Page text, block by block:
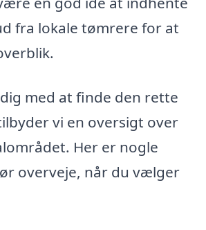
fra lokale tømrere for at
med at finde den rette
vi en oversigt over
Her er nogle
overveje, når du vælger